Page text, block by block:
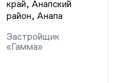
край, Анапский
район, Анапа
Застройщик
«Гамма»